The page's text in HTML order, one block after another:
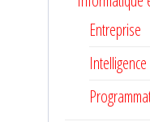
Entreprise